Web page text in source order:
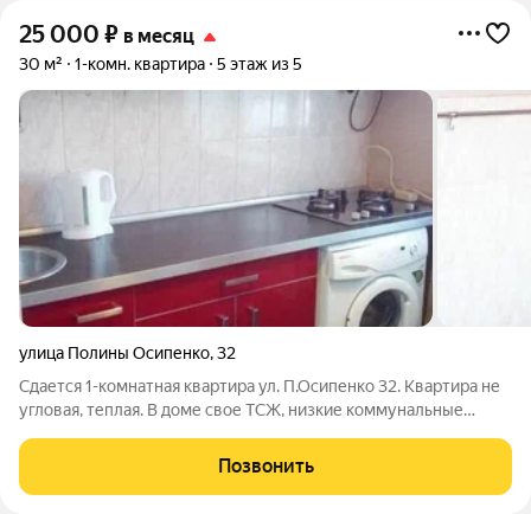
25 000 ₽ в месяц
30 м² 1-комн. квартира 5 этаж из 5
улица Полины Осипенко,32
Сдается 1-комнатная квартира ул. П.Осипенко 32. Квартира не
угловая, теплая. В доме свое ТСЖ, низкие коммунальные
пылесос, микроволновая печь, электрочайник, электропечь.
Квартира меблирована,
Позвонить